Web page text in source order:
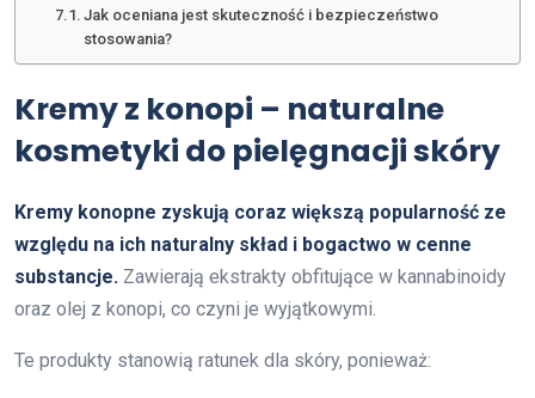
Jak oceniana jest skuteczność i bezpieczeństwo
stosowania?
Kremy z konopi – naturalne
kosmetyki do pielęgnacji skóry
Kremy konopne zyskują coraz większą popularność ze
względu na ich naturalny skład i bogactwo w cenne
substancje. Zawierają ekstrakty obfitujące w kannabinoidy
oraz olej z konopi, co czyni je wyjątkowymi.
Te produkty stanowią ratunek dla skóry, ponieważ: